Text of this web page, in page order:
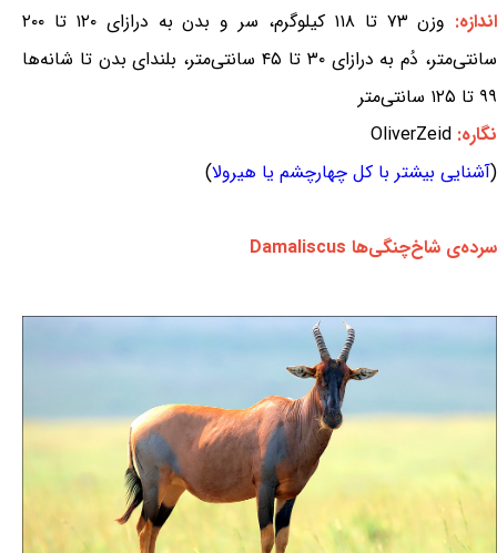
اندازه:
وزن ۷۳ تا ۱۱۸ کیلوگرم، سر و بدن به درازای ۱۲۰ تا ۲۰۰
سانتی‌متر، دُم به درازای ۳۰ تا ۴۵ سانتی‌متر، بلندای بدن تا شانه‌ها
۹۹ تا ۱۲۵ سانتی‌متر
نگاره: OliverZeid
(آشنایی بیشتر با کل چهارچشم یا هیرولا)
سرده‌ی شاخ‌چنگی‌ها Damaliscus